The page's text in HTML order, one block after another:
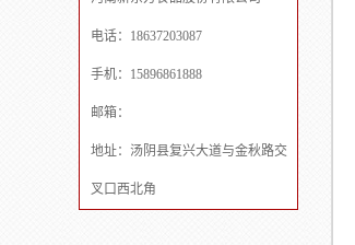
电话：18637203087
手机：15896861888
邮箱：
地址：汤阴县复兴大道与金秋路交
叉口西北角